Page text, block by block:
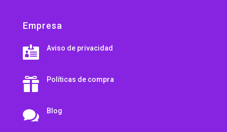
Empresa
 Aviso de privacidad
 Políticas de compra
 Blog